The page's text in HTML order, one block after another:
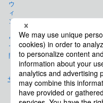
サイトマップ